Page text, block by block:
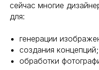
сейчас многие
для:
генерации
создания концепций;
обработки